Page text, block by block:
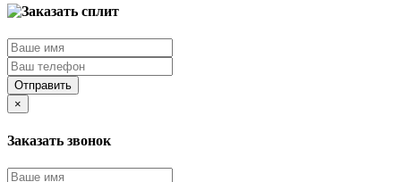
Отправить
×
Заказать звонок